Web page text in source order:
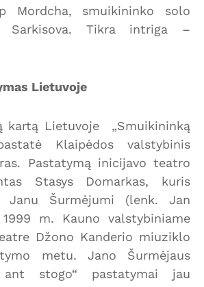
Mordcha, smuikininko solo
Sarkisova. Tikra intriga –
Lietuvoje
kartą Lietuvoje „Smuikininką
Klaipėdos valstybinis
Pastatymą inicijavo teatro
Stasys Domarkas, kuris
Janu Šurmėjumi (lenk. Jan
m. Kauno valstybiniame
Džono Kanderio miuziklo
metu. Jano Šurmėjaus
ant stogo“ pastatymai jau